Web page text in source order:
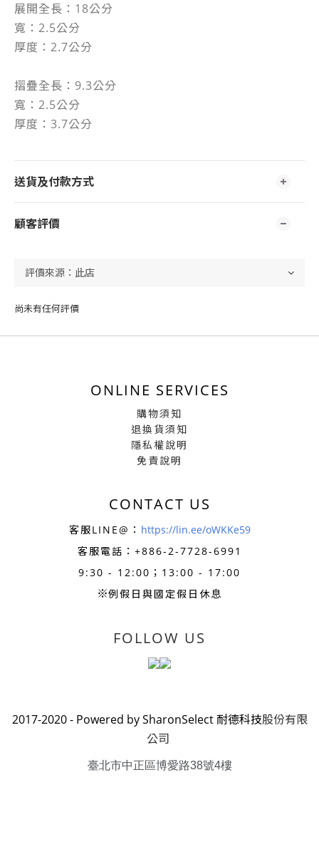
展開全長：18公分
寬：2.5公分
厚度：2.7公分
摺疊全長：9.3公分
寬：2.5公分
厚度：3.7公分
送貨及付款方式
顧客評價
尚未有任何評價
ONLINE SERVICES
購物須知
退換貨須知
隱私權說明
免責說明
CONTACT US
客服LINE@： https://lin.ee/oWKKe59
客服電話：+886-2-7728-6991
9:30 - 12:00；13:00 - 17:00
※例假日與國定假日休息
FOLLOW US
2017-2020 - Powered by SharonSelect 耐德科技股份有限
公司
臺北市中正區博愛路38號4樓